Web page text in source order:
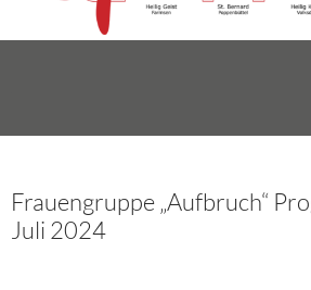
Frauengruppe „Aufbruch“
Juli 2024